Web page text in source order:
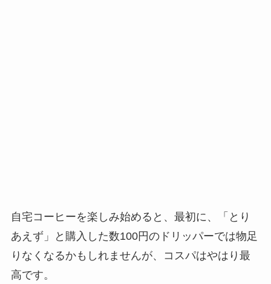
自宅コーヒーを楽しみ始めると、最初に、「とり
あえず」と購入した数100円のドリッパーでは物足
りなくなるかもしれませんが、コスパはやはり最
高です。